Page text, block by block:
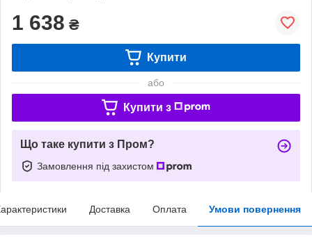
1 638 ₴
Купити
або
Купити з
Що таке купити з Пром?
Замовлення під захистом
Доставка Оплата Умови повернення